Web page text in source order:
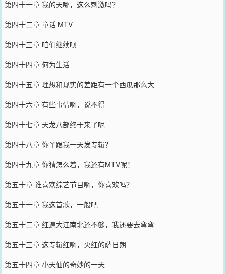
第四十一章 我的天哪，这么刺激吗？
第四十二章 童话 MTV
第四十三章 咱们继续呗
第四十四章 何为生活
第四十五章 理想和现实的差距有一个西瓜那么大
第四十六章 有些事情啊，说不得
第四十七章 天龙八部终于来了呢
第四十八章 你丫跟我一天发专辑？
第四十九章 你猜怎么着，我还有MTV呢！
第五十章 谁喜欢综艺节目啊，你喜欢吗？
第五十一章 我这首歌，一般吧
第五十二章 红遍大江南北还不够，我还要去弯弯
第五十三章 这专辑红啊，火红的萨日朗
第五十四章 小天仙的奇妙的一天